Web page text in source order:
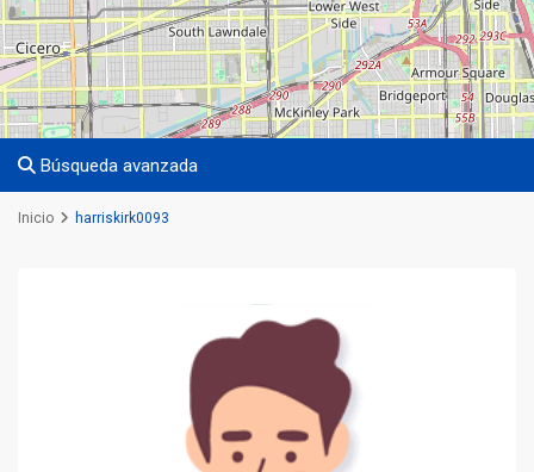
Búsqueda avanzada
Inicio harriskirk0093